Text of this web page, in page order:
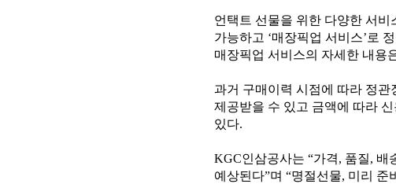
언택트 선물을 위한 다양한 서비
가능하고 ‘매장픽업 서비스’로
매장픽업 서비스의 자세한 내용
과거 구매이력 시점에 따라 정관
제공받을 수 있고 금액에 따라
있다.
KGC인삼공사는 “가격, 품질, 배
예상된다”며 “명절선물, 미리